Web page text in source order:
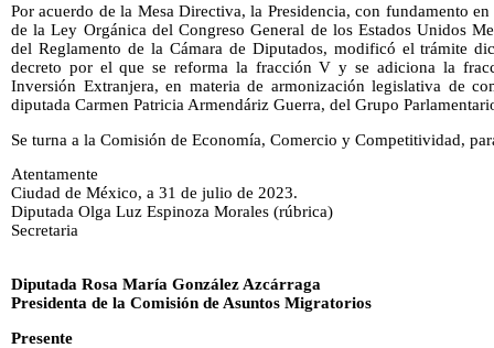
Por acuerdo de la Mesa Directiva, la Presidencia, con fundamento
de la Ley Orgánica del Congreso General de los Estados Unidos
del Reglamento de la Cámara de Diputados, modificó el trámite
decreto por el que se reforma la fracción V y se adiciona la
Inversión Extranjera, en materia de armonización legislativa de
diputada Carmen Patricia Armendáriz Guerra, del Grupo
Se turna a la Comisión de Economía, Comercio y Competitividad,
Atentamente
Ciudad de México, a 31 de julio de 2023.
Diputada Olga Luz Espinoza Morales (rúbrica)
Secretaria
Diputada Rosa María González Azcárraga
Presidenta de la Comisión de Asuntos Migratorios
Presente